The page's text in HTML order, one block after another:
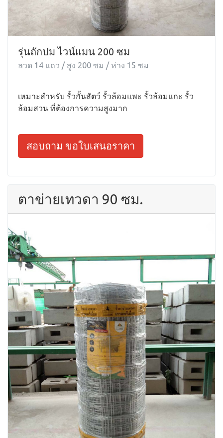
รุ่นถักปม ไวน์แมน 200 ซม
ลวด 14 แถว / สูง 200 ซม / ห่าง 15 ซม
เหมาะสำหรับ รั้วกั้นสัตว์ รั้วล้อมแพะ รั้วล้อมแกะ รั้ว
ล้อมสวน ที่ต้องการความสูงมาก
สอบถาม ขอใบเสนอราคา
ตาข่ายเทวดา 90 ซม.